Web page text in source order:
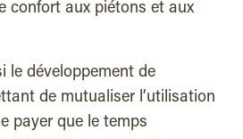
confort aux piétons et aux
le développement de
de mutualiser l’utilisation
payer que le temps